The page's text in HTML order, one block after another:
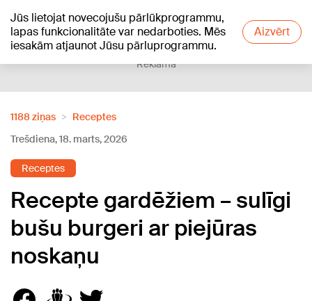
Jūs lietojat novecojušu pārlūkprogrammu,
lapas funkcionalitāte var nedarboties. Mēs
iesakām atjaunot Jūsu pārluprogrammu.
Aizvērt
+25°C
Reklāma
1188 ziņas
Receptes
Trešdiena, 18. marts, 2026
Receptes
Recepte gardēžiem – sulīgi
bušu burgeri ar piejūras
noskaņu